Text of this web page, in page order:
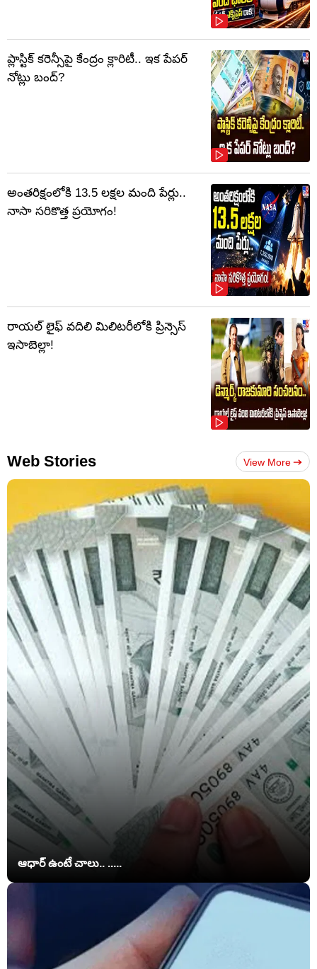
ప్లాస్టిక్‌ కరెన్సీపై కేంద్రం క్లారిటీ.. ఇక పేపర్‌
నోట్లు బంద్‌?
అంతరిక్షంలోకి 13.5 లక్షల మంది పేర్లు..
నాసా సరికొత్త ప్రయోగం!
రాయల్ లైఫ్ వదిలి మిలిటరీలోకి ప్రిన్సెస్
ఇసాబెల్లా!
Web Stories View More
ఆధార్ ఉంటే చాలు.. .....